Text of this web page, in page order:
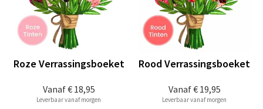
Vanaf€ 18,95
Roze Verrassingsboeket
Leverbaar vanaf morgen
Vanaf€ 19,95
Rood Verrassingsboeket
Leverbaar vanaf morgen